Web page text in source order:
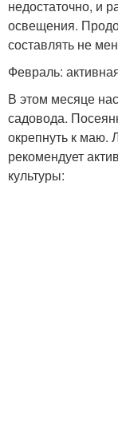
недостаточно, и
освещения.
составлять не
Февраль:
В этом месяце
садовода.
окрепнуть к маю.
рекомендует
культуры: